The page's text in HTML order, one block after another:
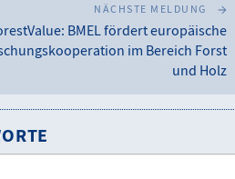
NÄCHSTE MELDUNG
BMEL fördert europäische
im Bereich Forst
und Holz